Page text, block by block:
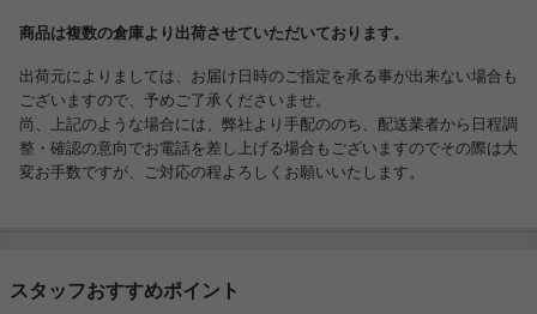
商品は複数の倉庫より出荷させていただいております。
出荷元によりましては、お届け日時のご指定を承る事が出来ない場合も
ございますので、予めご了承くださいませ。
尚、上記のような場合には、弊社より手配ののち、配送業者から日程調
整・確認の意向でお電話を差し上げる場合もございますのでその際は大
変お手数ですが、ご対応の程よろしくお願いいたします。
スタッフおすすめポイント